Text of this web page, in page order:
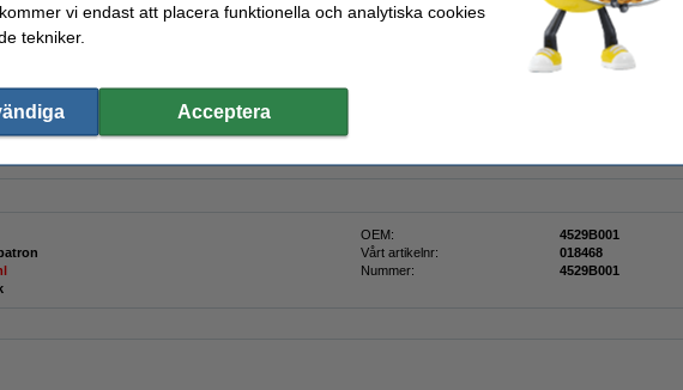
Canon PGI-525PGBK svart bläckpatron från 123ink. Denna patron produceras av en tillverkare som är
(ISO-9001).
OEM:
4529B001
Vårt artikelnr:
018468
Nummer:
4529B001
vi endast att placera funktionella och analytiska cookies
tekniker.
Acceptera